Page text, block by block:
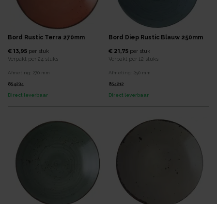
Bord Rustic Terra 270mm
€ 13,95 per stuk
Verpakt per 24 stuks
Afmeting: 270 mm
854234
Direct leverbaar
Bord Diep Rustic Blauw 250mm
€ 21,75 per stuk
Verpakt per 12 stuks
Afmeting: 250 mm
854212
Direct leverbaar